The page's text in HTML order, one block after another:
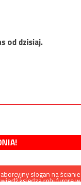
od dzisiaj.
slogan na ścianie
księdza robi furorę w